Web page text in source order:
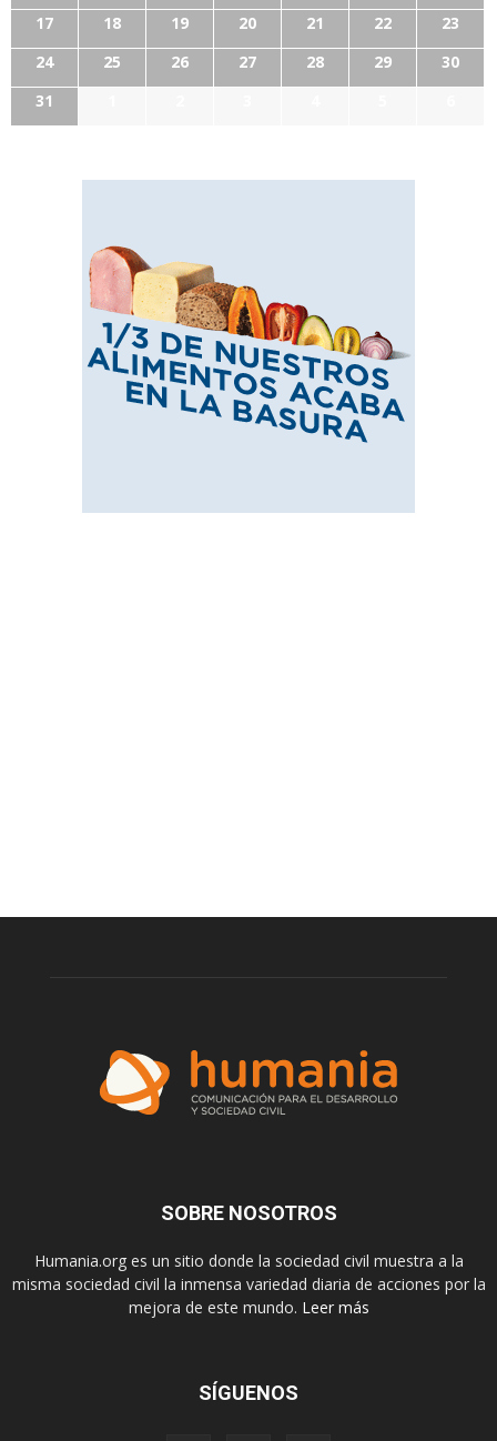
17
18 19 20 21 22
23
24
25 26 27 28 29
30
31
SOBRE NOSOTROS
Humania.org es un sitio donde la sociedad civil muestra a la
misma sociedad civil la inmensa variedad diaria de acciones por la
mejora de este mundo. Leer más
SÍGUENOS